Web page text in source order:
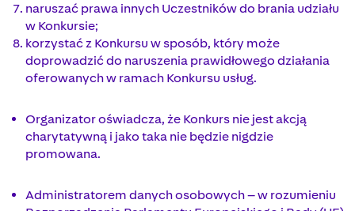
naruszać prawa innych Uczestników do brania udziału
w Konkursie;
korzystać z Konkursu w sposób, który może
doprowadzić do naruszenia prawidłowego działania
oferowanych w ramach Konkursu usług.
Organizator oświadcza, że Konkurs nie jest akcją
charytatywną i jako taka nie będzie nigdzie
promowana.
Administratorem danych osobowych – w rozumieniu